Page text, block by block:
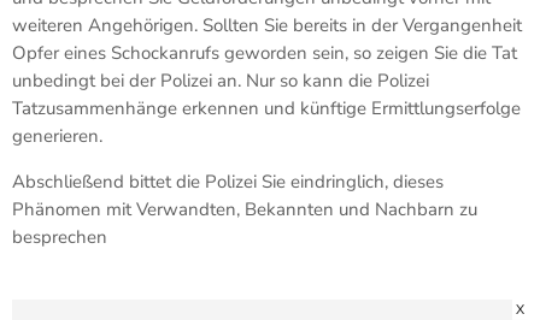
weiteren Angehörigen. Sollten Sie bereits in der Vergangenheit
Opfer eines Schockanrufs geworden sein, so zeigen Sie die Tat
unbedingt bei der Polizei an. Nur so kann die Polizei
Tatzusammenhänge erkennen und künftige Ermittlungserfolge
generieren.
Abschließend bittet die Polizei Sie eindringlich, dieses
Phänomen mit Verwandten, Bekannten und Nachbarn zu
besprechen
X